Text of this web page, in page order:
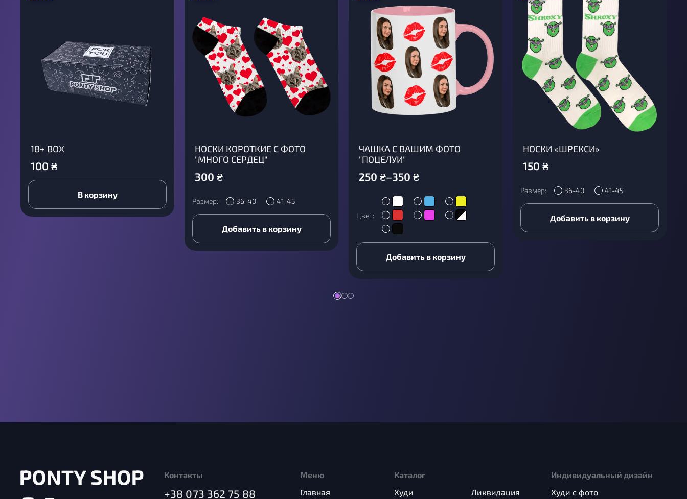
18+ BOX
100 ₴
В корзину
НОСКИ КОРОТКИЕ С ФОТО
"МНОГО СЕРДЕЦ"
300 ₴
Размер: 36-40 41-45
Добавить в корзину
ЧАШКА С ВАШИМ ФОТО
"ПОЦЕЛУИ"
250 ₴–350 ₴
Цвет:
Добавить в корзину
НОСКИ «ШРЕКСИ»
150 ₴
Размер: 36-40 41-45
Добавить в корзину
Контакты
+38 073 362 75 88
Меню
Главная
Каталог
Худи
Ликвидация
Индивидуальный дизайн
Худи с фото